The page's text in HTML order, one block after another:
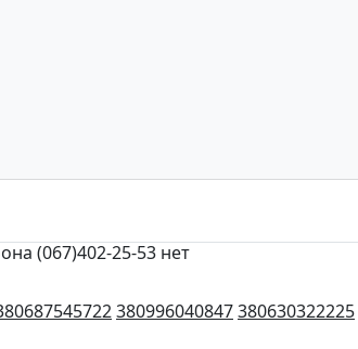
(067)402-25-53 нет
380996040847380630322225